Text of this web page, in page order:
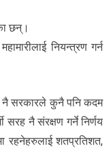
छन्।
नियन्त्रण गर्न
नै सरकारले कुनै पनि कदम
सरह नै संरक्षण गर्ने निर्णय
रहनेहरुलाई शतप्रतिशत,